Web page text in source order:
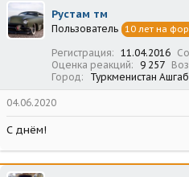
Рустам тм
Пользователь 10 лет на
Регистрация 11.04.2016
Оценка реакций
9 257
Город
Туркменистан
04.06.2020
С днём!